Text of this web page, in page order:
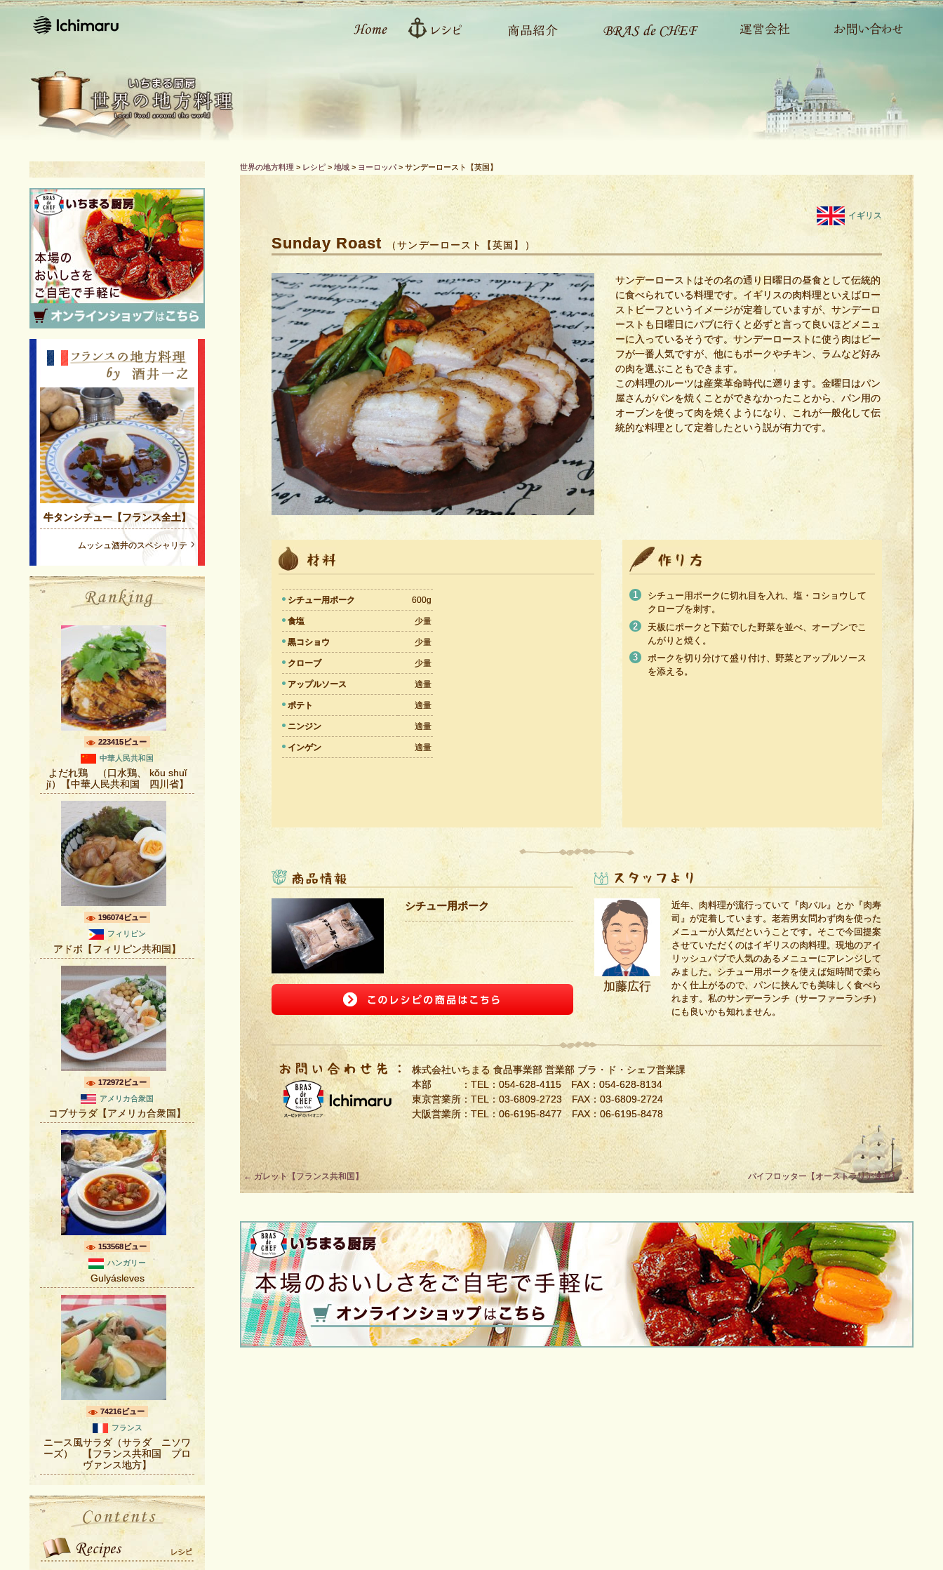
世界の地方料理 > レシピ > 地域 > ヨーロッパ > サンデーロースト【英国】
イギリス
Sunday Roast （サンデーロースト【英国】）
サンデーローストはその名の通り日曜日の昼食として伝統的
に食べられている料理です。イギリスの肉料理といえばロー
ストビーフというイメージが定着していますが、サンデーロ
ーストも日曜日にパブに行くと必ずと言って良いほどメニュ
ーに入っているそうです。サンデーローストに使う肉はビー
フが一番人気ですが、他にもポークやチキン、ラムなど好み
の肉を選ぶこともできます。
この料理のルーツは産業革命時代に遡ります。金曜日はパン
屋さんがパンを焼くことができなかったことから、パン用の
オーブンを使って肉を焼くようになり、これが一般化して伝
統的な料理として定着したという説が有力です。
シチュー用ポーク 600g
食塩 少量
黒コショウ 少量
クローブ 少量
アップルソース 適量
ポテト 適量
ニンジン 適量
インゲン 適量
シチュー用ポークに切れ目を入れ、塩・コショウして
クローブを刺す。
天板にポークと下茹でした野菜を並べ、オーブンでこ
んがりと焼く。
ポークを切り分けて盛り付け、野菜とアップルソース
を添える。
シチュー用ポーク
加藤広行
近年、肉料理が流行っていて『肉バル』とか『肉寿
司』が定着しています。老若男女問わず肉を使った
メニューが人気だということです。そこで今回提案
させていただくのはイギリスの肉料理。現地のアイ
リッシュパブで人気のあるメニューにアレンジして
みました。シチュー用ポークを使えば短時間で柔ら
かく仕上がるので、パンに挟んでも美味しく食べら
れます。私のサンデーランチ（サーファーランチ）
にも良いかも知れません。
株式会社いちまる 食品事業部 営業部 ブラ・ド・シェフ営業課
本部 ：TEL： 054-628-4115 FAX：054-628-8134
東京営業所：TEL： 03-6809-2723FAX：03-6809-2724
大阪営業所：TEL：06-6195-8477 FAX：06-6195-8478
Post
navigation
← ガレット【フランス共和国】 パイフロッター【オーストラリア連邦】→
牛タンシチュー【フランス全土】
ムッシュ酒井のスペシャリテ
223415ビュー
中華人民共和国
よだれ鶏 （口水鶏、 kǒu shuǐ
jï）【中華人民共和国 四川省】
196074ビュー
フィリピン
アドボ【フィリピン共和国】
172972ビュー
アメリカ合衆国
コブサラダ【アメリカ合衆国】
153568ビュー
ハンガリー
Gulyásleves
74216ビュー
フランス
ニース風サラダ（サラダ ニソワ
ーズ） 【フランス共和国 プロ
ヴァンス地方】